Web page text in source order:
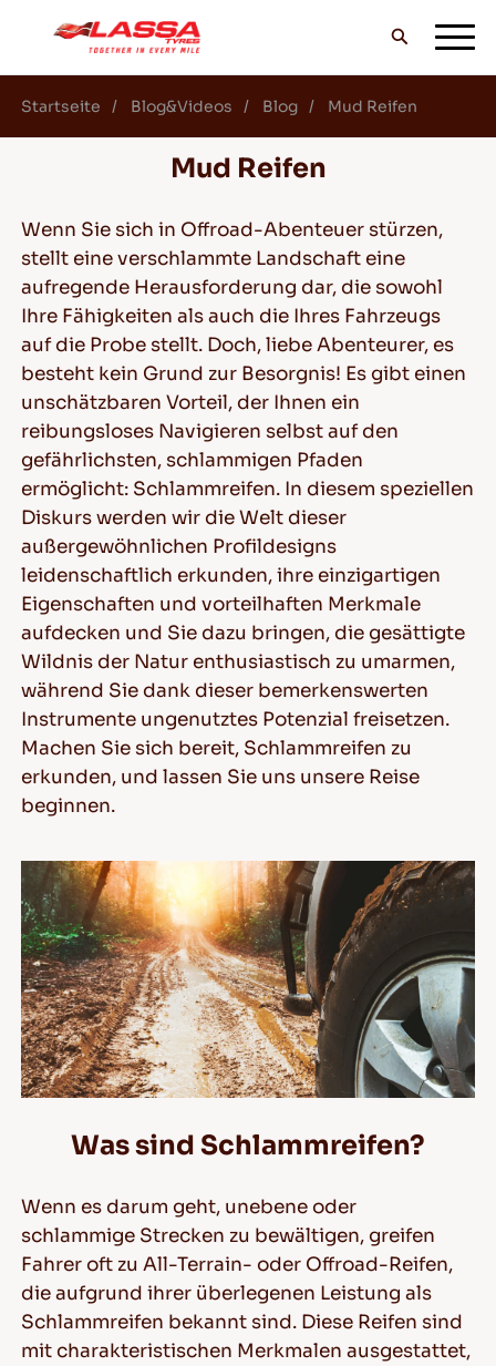
ALLE LASSA REIFEN
BLOG & VIDEOS
GEH MIT LASSA!
SERVICE & HILFE
DE
Tipps für das Fahren im Schnee
WEITERLESEN
Startseite Blog&Videos Blog Mud Reifen
Mud Reifen
Wenn Sie sich in Offroad-Abenteuer stürzen,
stellt eine verschlammte Landschaft eine
aufregende Herausforderung dar, die sowohl
Ihre Fähigkeiten als auch die Ihres Fahrzeugs
auf die Probe stellt. Doch, liebe Abenteurer, es
besteht kein Grund zur Besorgnis! Es gibt einen
unschätzbaren Vorteil, der Ihnen ein
reibungsloses Navigieren selbst auf den
gefährlichsten, schlammigen Pfaden
ermöglicht: Schlammreifen. In diesem speziellen
Diskurs werden wir die Welt dieser
außergewöhnlichen Profildesigns
leidenschaftlich erkunden, ihre einzigartigen
Eigenschaften und vorteilhaften Merkmale
aufdecken und Sie dazu bringen, die gesättigte
Wildnis der Natur enthusiastisch zu umarmen,
während Sie dank dieser bemerkenswerten
Instrumente ungenutztes Potenzial freisetzen.
Machen Sie sich bereit, Schlammreifen zu
erkunden, und lassen Sie uns unsere Reise
beginnen.
Was sind Schlammreifen?
Wenn es darum geht, unebene oder
schlammige Strecken zu bewältigen, greifen
Fahrer oft zu All-Terrain- oder Offroad-Reifen,
die aufgrund ihrer überlegenen Leistung als
Schlammreifen bekannt sind. Diese Reifen sind
mit charakteristischen Merkmalen ausgestattet,